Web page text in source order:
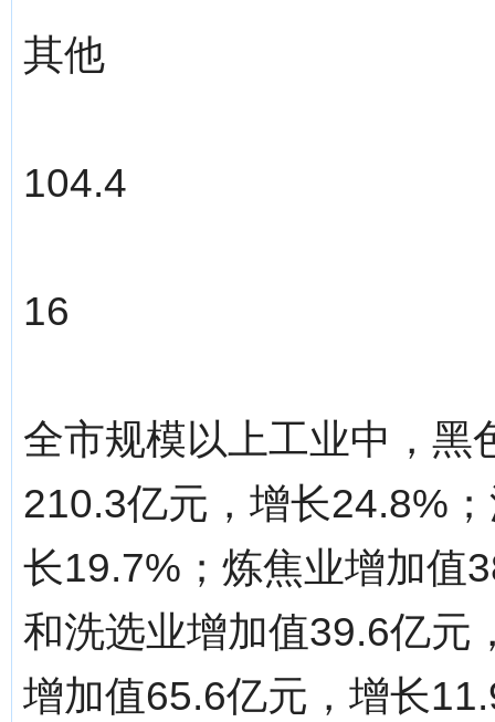
其他
104.4
16
全市规模以上工业中，黑
210.3亿元，增长24.8%
长19.7%；炼焦业增加值
和洗选业增加值39.6亿元
增加值65.6亿元，增长